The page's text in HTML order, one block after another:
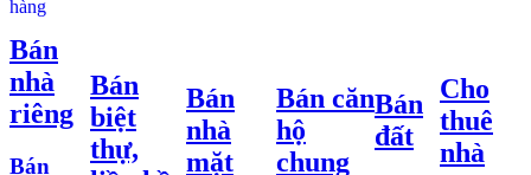
Bán
nhà
riêng
Bán
Bán
biệt
thự,
Bán
nhà
mặt
Bán căn
hộ
chung
Bán
đất
Cho
thuê
nhà